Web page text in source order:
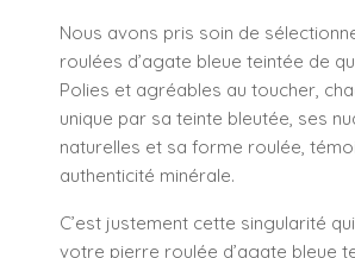
Nous avons pris soin de
roulées d’agate bleue teintée de
Polies et agréables au toucher,
unique par sa teinte bleutée, ses
naturelles et sa forme roulée,
authenticité minérale.
C’est justement cette singularité
votre pierre roulée d’agate bleue